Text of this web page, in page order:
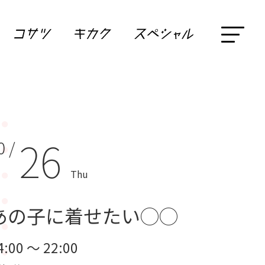
/ 26 Thu
の子に着せたい◯◯
～ 22:00